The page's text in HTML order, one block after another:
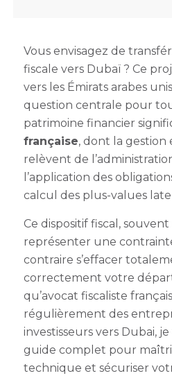
Vous envisagez de
fiscale vers Dubaï ? Ce
vers les Émirats arabes
question centrale pour
patrimoine financier
française, dont la
relèvent de
l’application des
calcul des plus-values
Ce dispositif fiscal,
représenter une
contraire s’effacer
correctement votre
qu’avocat fiscaliste
régulièrement des
investisseurs vers Dubai,
guide complet pour
technique et sécuriser